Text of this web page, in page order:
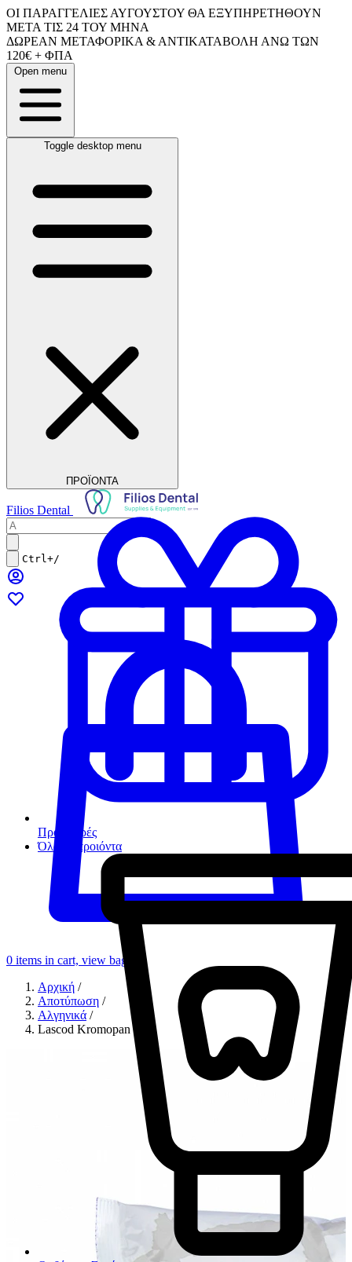
ΟΙ ΠΑΡΑΓΓΕΛΙΕΣ ΑΥΓΟΥΣΤΟΥ ΘΑ ΕΞΥΠΗΡΕΤΗΘΟΥΝ
ΜΕΤΑ ΤΙΣ 24 ΤΟΥ ΜΗΝΑ
ΔΩΡΕΑΝ ΜΕΤΑΦΟΡΙΚΑ & ΑΝΤΙΚΑΤΑΒΟΛΗ ΑΝΩ ΤΩΝ
120€ + ΦΠΑ
Open menu
Toggle desktop menu
ΠΡΟΪΟΝΤΑ
Προσφορές
Όλα τα προιόντα
Filios Dental
Ctrl+/
0 items in cart, view bag
Αρχική /
Αποτύπωση /
Αλγηνικά /
Lascod Kromopan